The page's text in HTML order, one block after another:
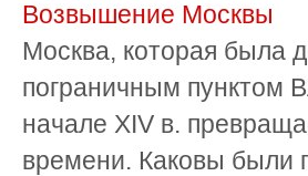
Возвышение Москвы
Москва, которая была
пограничным пунктом
начале XIV в.
времени. Каковы были